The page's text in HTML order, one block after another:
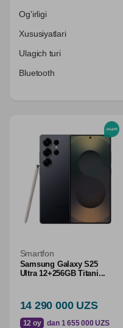
Og'irligi
Xususiyatlari
Ulagich turi
Bluetooth
Smartfon
Samsung Galaxy S25
Ultra 12+256GB Titani...
14 290 000 UZS
12 oy dan 1 655 000 UZS